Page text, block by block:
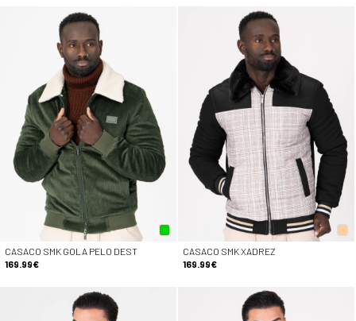
CASACO SMK GOLA PELO DEST
169.99€
CASACO SMK XADREZ
169.99€